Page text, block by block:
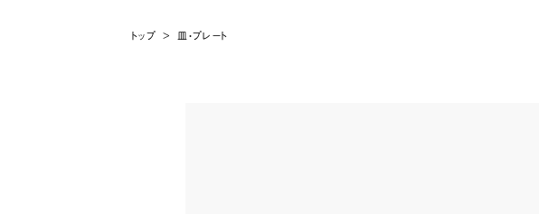
トップ > 皿・プレート